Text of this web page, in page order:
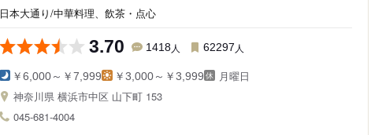
日本大通り/中華料理、飲茶・点心
3.70 1418人 62297 人
￥6,000～￥7,999 ￥3,000～￥3,999
月曜日
神奈川県 横浜市中区 山下町 153
045-681-4004